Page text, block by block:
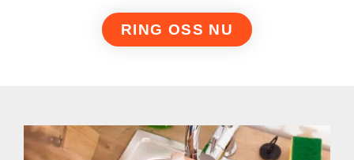
RING OSS NU